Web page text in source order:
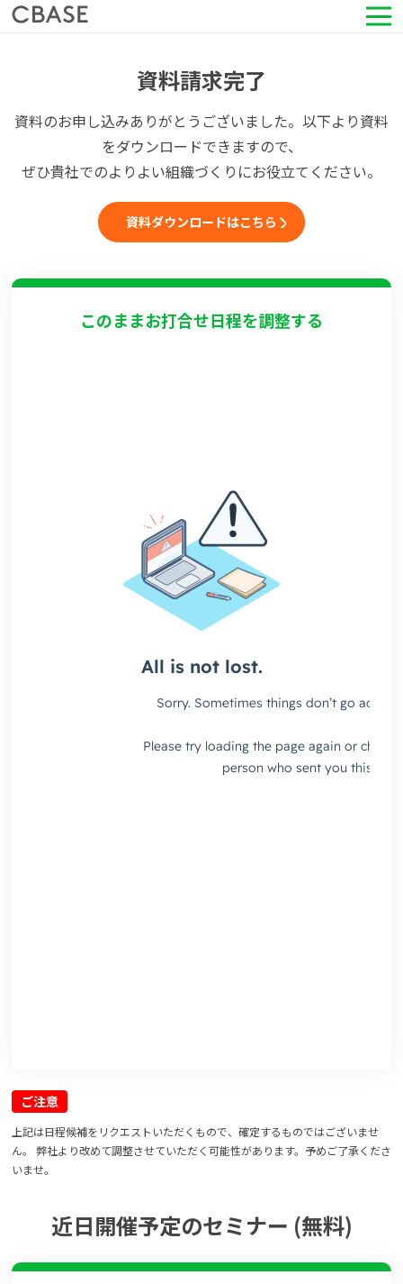
活用シーン
導入事例
セミナー情報
お見積もり依頼
資料請求完了
資料のお申し込みありがとうございました。以下より資料
をダウンロードできますので、
ぜひ貴社でのよりよい組織づくりにお役立てください。
資料ダウンロードはこちら
このままお打合せ日程を調整する
ご注意
上記は日程候補をリクエストいただくもので、確定するものではございませ
ん。 弊社より改めて調整させていただく可能性があります。予めご了承くださ
いませ。
近日開催予定のセミナー (無料)